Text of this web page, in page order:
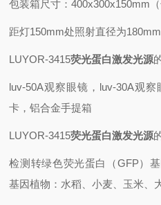
包装箱尺寸：400x300x150mm（
距灯150mm处照射直径为180mm
LUYOR-3415荧光蛋白激发光源
luv-50A观察眼镜，luv-30A观
卡，铝合金手提箱
LUYOR-3415荧光蛋白激发光源
检测转绿色荧光蛋白（GFP）
基因植物：水稻、小麦、玉米、